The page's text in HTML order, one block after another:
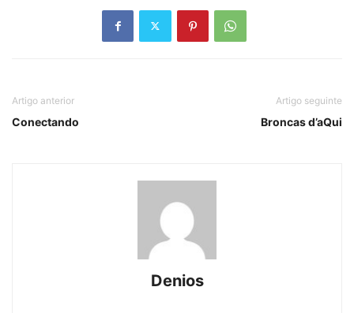
Artigo anterior
Conectando
Artigo seguinte
Broncas d’aQui
Denios